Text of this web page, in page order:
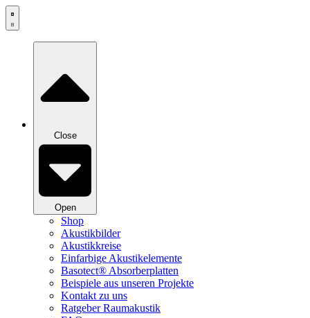
Zum
Inhalt
Close
Open
Shop
Akustikbilder
Akustikkreise
Einfarbige Akustikelemente
Basotect® Absorberplatten
Beispiele aus unseren Projekte
Kontakt zu uns
Ratgeber Raumakustik